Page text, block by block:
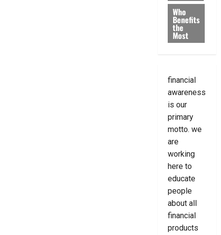
Who
Benefits
the
Most
financial
awareness
is our
primary
motto. we
are
working
here to
educate
people
about all
financial
products